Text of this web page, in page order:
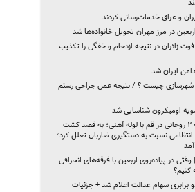
زائران در نتیجه ازدحام و خفگی را تکذیب
ایران شد
و شهرسازی چیست ؟ / نتیجه عمل جراحی رستم
اومیکرون شناسایی شد
تصاویر | حمله به ۲ روحانی در قم با لوله آهنی؛ به قصد کشت
انتظامی نسبت به دستگیری ضاربان تعلل کرد؛
وقتی در پیاده‌روی اربعین با فرقه‌های انحرافی
کنیم؟
برابری سهام عدالت اعلام شد + جزئیات